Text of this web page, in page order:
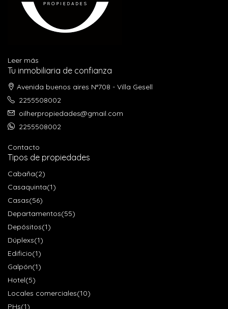
Leer más
Tu inmobiliaria de confianza
Avenida buenos aires N°708 - Villa Gesell
2255508002
oilherpropiedades@gmail.com
2255508002
Contacto
Tipos de propiedades
Cabaña(2)
Casaquinta(1)
Casas(56)
Departamentos(55)
Depósitos(1)
Dúplexs(1)
Edificio(1)
Galpón(1)
Hotel(5)
Locales comerciales(10)
PHs(1)